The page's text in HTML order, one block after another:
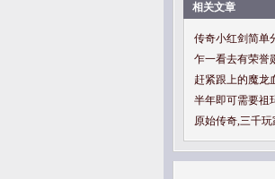
相关文章
传奇小红剑简单
乍一看去有荣誉
赶紧跟上的魔龙
半年即可需要祖
原始传奇,三千